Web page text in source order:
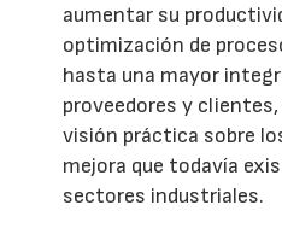
aumentar su
optimización de
hasta una mayor
proveedores y
visión práctica sobre
mejora que todavía
sectores industriales.